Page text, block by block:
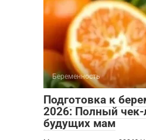
Беременность
Подготовка к
2026: Полный чек-
будущих мам